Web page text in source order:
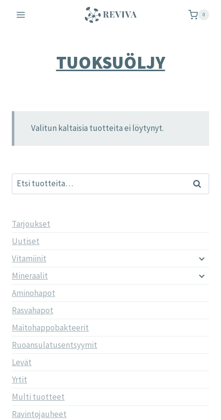
sisältöön
0
TUOKSUÖLJY
Valitun kaltaisia tuotteita ei löytynyt.
Etsi: Haku
Tarjoukset
Uutiset
Vitamiinit
Mineraalit
Aminohapot
Rasvahapot
Maitohappobakteerit
Ruoansulatusentsyymit
Levät
Yrtit
Multi tuotteet
Ravintojauheet